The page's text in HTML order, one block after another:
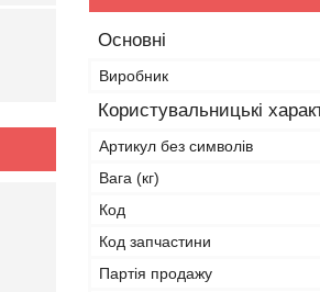
Основні
Виробник
Користувальницькі
Артикул без символів
Вага (кг)
Код
Код запчастини
Партія продажу